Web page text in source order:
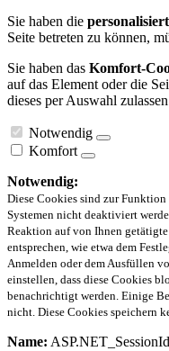
Sie haben die
Seite betreten zu können,
Sie haben das Komfort-
auf das Element oder die
dieses per Auswahl
Notwendig
Komfort
Notwendig:
Diese Cookies sind zur
Systemen nicht deaktiviert
Reaktion auf von Ihnen
entsprechen, wie etwa dem
Anmelden oder dem Ausfüllen
einstellen, dass diese Cookies
benachrichtigt werden. Einige
nicht. Diese Cookies speichern
Name: ASP.NET_SessionId